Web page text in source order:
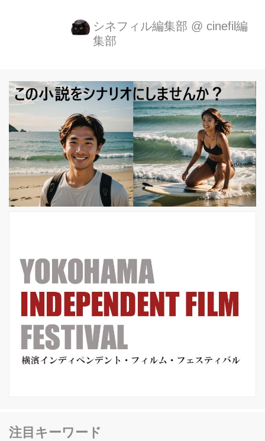
鬼才パク・チャヌクの傑作復讐サスペ
ンスが待望の4Kリマスター化。『オー
ました。 作：土屋ガロン（狩撫麻
礼）、画：嶺岸信明による日本の同名
コミックを原作に、『JSA』で国際的
に注目を集めていたパク・チャヌク監
督が映画化した本作は、ある日突然何
者かに拉致監禁され、理由も明かされ
ぬまま15年後に突如解放されたオ・デ
シネフィル編集部 @ cinefil編
集部
注目キーワード